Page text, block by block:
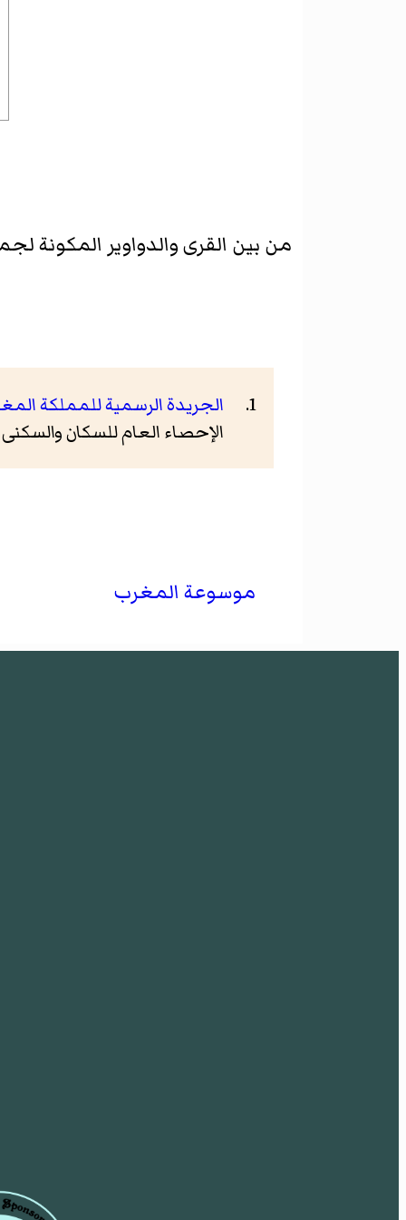
من بين القرى والدواوير المكونة
الجريدة الرسمية للمملكة المغربية - النسخة
الإحصاء العام للسكان والسكنى
موسوعة المغرب